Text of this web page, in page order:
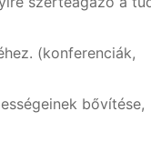
(konferenciák,
bővítése,